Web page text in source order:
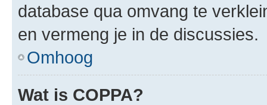
database qua omvang te
en vermeng je in de discussies.
Omhoog
Wat is COPPA?